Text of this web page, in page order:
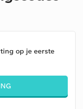
op je eerste